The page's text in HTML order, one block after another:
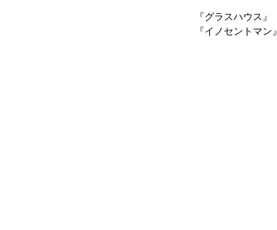
『グラスハウス』
『イノセントマン』